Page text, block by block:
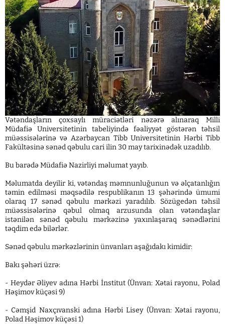
Vətəndaşların çoxsaylı müraciətləri nəzərə alınaraq Milli
Müdafiə Universitetinin tabeliyində fəaliyyət göstərən təhsil
müəssisələrinə və Azərbaycan Tibb Universitetinin Hərbi Tibb
Fakültəsinə sənəd qəbulu cari ilin 30 may tarixinədək uzadılıb.
Bu barədə Müdafiə Nazirliyi məlumat yayıb.
Məlumatda deyilir ki, vətəndaş məmnunluğunun və əlçatanlığın
təmin edilməsi məqsədilə respublikanın 13 şəhərində ümumi
olaraq 17 sənəd qəbulu mərkəzi yaradılıb. Sözügedən təhsil
müəssisələrinə qəbul olmaq arzusunda olan vətəndaşlar
istənilən sənəd qəbulu mərkəzinə yaxınlaşaraq sənədlərini
təqdim edə bilərlər.
Sənəd qəbulu mərkəzlərinin ünvanları aşağıdakı kimidir:
Bakı şəhəri üzrə:
- Heydər Əliyev adına Hərbi İnstitut (Ünvan: Xətai rayonu, Polad
Həşimov küçəsi 9)
- Cəmşid Naxçıvanski adına Hərbi Lisey (Ünvan: Xətai rayonu,
Polad Həşimov küçəsi 1)